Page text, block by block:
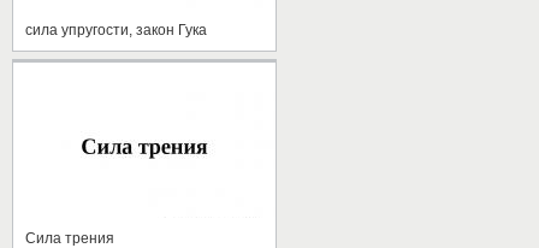
сила упругости, закон Гука
Сила трения